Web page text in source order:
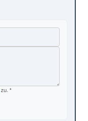
zu. *